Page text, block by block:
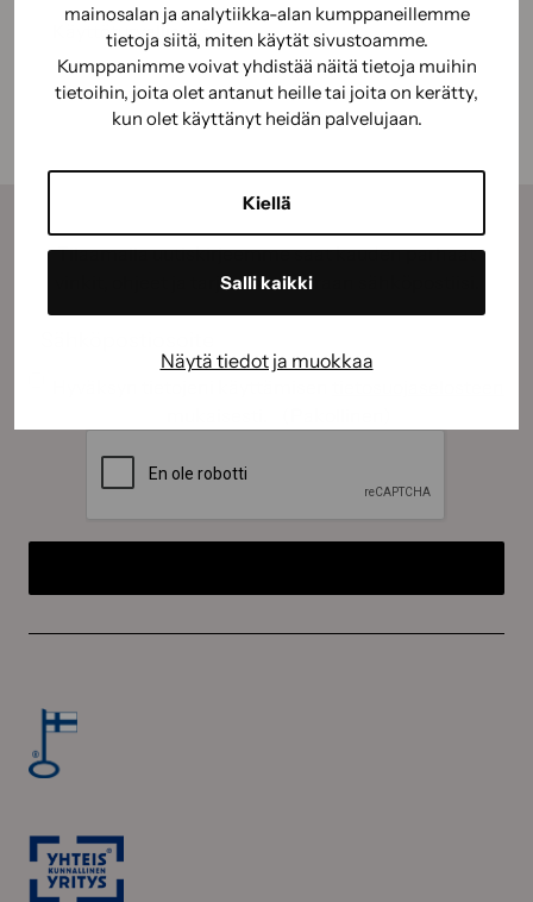
mainosalan ja analytiikka-alan kumppaneillemme
tietoja siitä, miten käytät sivustoamme.
Kumppanimme voivat yhdistää näitä tietoja muihin
tietoihin, joita olet antanut heille tai joita on kerätty,
kun olet käyttänyt heidän palvelujaan.
Kiellä
Salli kaikki
Näytä tiedot ja muokkaa
Käyttöturvallisuus
Tilaamalla uutiskirjeemme saat kauden parhaat
vinkit, ohjeet ja tarjoukset suoraan sähköpostiisi.
(Pakollinen)